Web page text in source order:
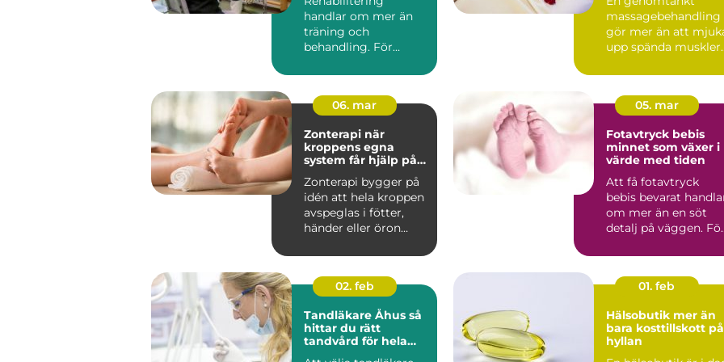
handlar om mer än
träning och
behandling. För
rehab vägen tillbaka...
hela kroppen
massagebehandling
gör mer än att
upp spända muskler.
stressnivåer,...
06. mar
Zonterapi när
kroppens egna
system får hjälp på
Zonterapi bygger på
idén att hela kroppen
avspeglas i fötter,
händer eller öron
05. mar
Fotavtryck bebis
minnet som växer i
värde med tiden
Att få fotavtryck
bebis bevarat
om mer än en söt
detalj på väggen. För
02. feb
Tandläkare Åhus så
hittar du rätt
tandvård för hela
01. feb
Hälsobutik mer än
bara kosttillskott på
hyllan